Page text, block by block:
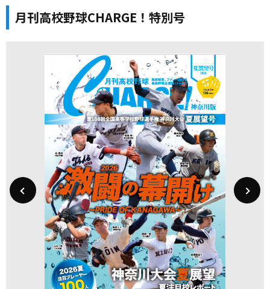
月刊高校野球CHARGE！特別号